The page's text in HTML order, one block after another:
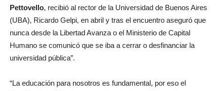
Pettovello, recibió al rector de la Universidad de Buenos Aires
(UBA), Ricardo Gelpi, en abril y tras el encuentro aseguró que
nunca desde la Libertad Avanza o el Ministerio de Capital
Humano se comunicó que se iba a cerrar o desfinanciar la
universidad pública”.
“La educación para nosotros es fundamental, por eso el